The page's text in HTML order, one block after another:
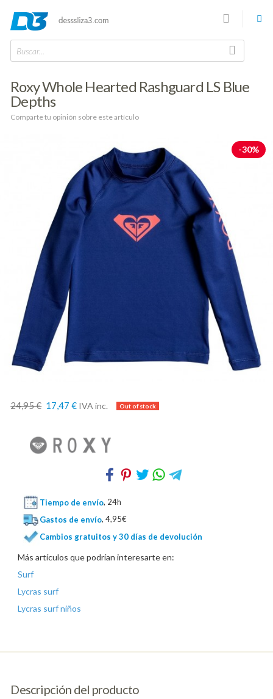
Buscar...
Roxy Whole Hearted Rashguard LS Blue
Depths
Comparte tu opinión sobre este artículo
-30%
24,95 € 17,47 € IVA inc.
Tiempo de envío, 24h
Gastos de envío, 4,95€
Cambios gratuitos y 30 días de devolución
Más artículos que podrían interesarte en:
Surf
Lycras surf
Lycras surf niños
Descripción del producto